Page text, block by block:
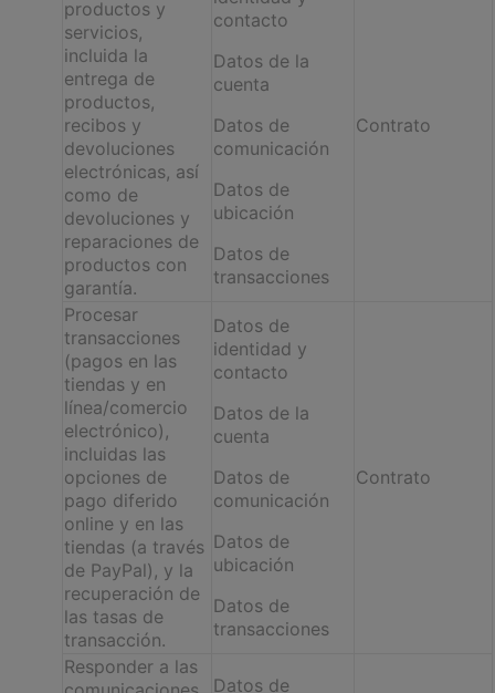
productos y
servicios,
incluida la
entrega de
productos,
recibos y
devoluciones
electrónicas, así
como de
devoluciones y
reparaciones de
productos con
garantía.
contacto
Datos de la
cuenta
Datos de
comunicación
Datos de
ubicación
Datos de
transacciones
Contrato
Procesar
transacciones
(pagos en las
tiendas y en
línea/comercio
electrónico),
incluidas las
opciones de
pago diferido
online y en las
tiendas (a través
de PayPal), y la
recuperación de
las tasas de
transacción.
Datos de
identidad y
contacto
Datos de la
cuenta
Datos de
comunicación
Datos de
ubicación
Datos de
transacciones
Contrato
Responder a las
Datos de